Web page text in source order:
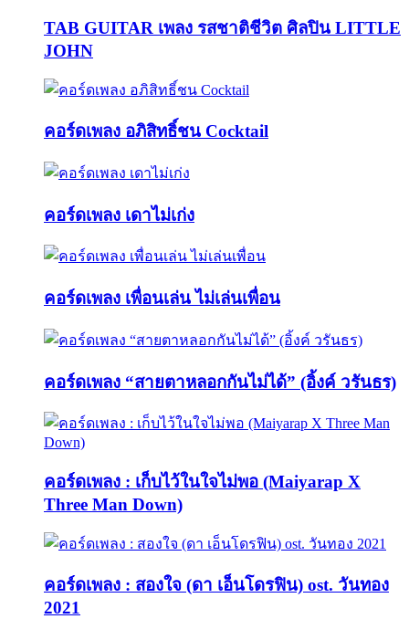
TAB GUITAR เพลง รสชาติชีวิต ศิลปิน LITTLE
JOHN
คอร์ดเพลง อภิสิทธิ์ชน Cocktail
คอร์ดเพลง เดาไม่เก่ง
คอร์ดเพลง เพื่อนเล่น ไม่เล่นเพื่อน
คอร์ดเพลง “สายตาหลอกกันไม่ได้” (อิ้งค์ วรันธร)
คอร์ดเพลง : เก็บไว้ในใจไม่พอ (Maiyarap X
Three Man Down)
คอร์ดเพลง : สองใจ (ดา เอ็นโดรฟิน) ost. วันทอง
2021